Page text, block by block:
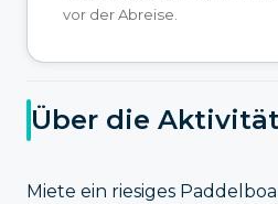
vor der Abreise.
Über die
Miete ein riesiges